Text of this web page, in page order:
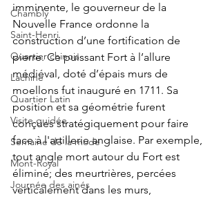
Chambly
Saint-Henri
Quartier chinois
Lachine
Quartier Latin
Visite guidée
Semaine de la mode
Mont-Royal
Journée des ainés
imminente, le gouverneur de la
Nouvelle France ordonne la
construction d’une fortification de
pierre. Ce puissant Fort à l’allure
médiéval, doté d’épais murs de
moellons fut inauguré en 1711. Sa
position et sa géométrie furent
conçues stratégiquement pour faire
face à l'artillerie anglaise. Par exemple,
tout angle mort autour du Fort est
éliminé; des meurtrières, percées
verticalement dans les murs,